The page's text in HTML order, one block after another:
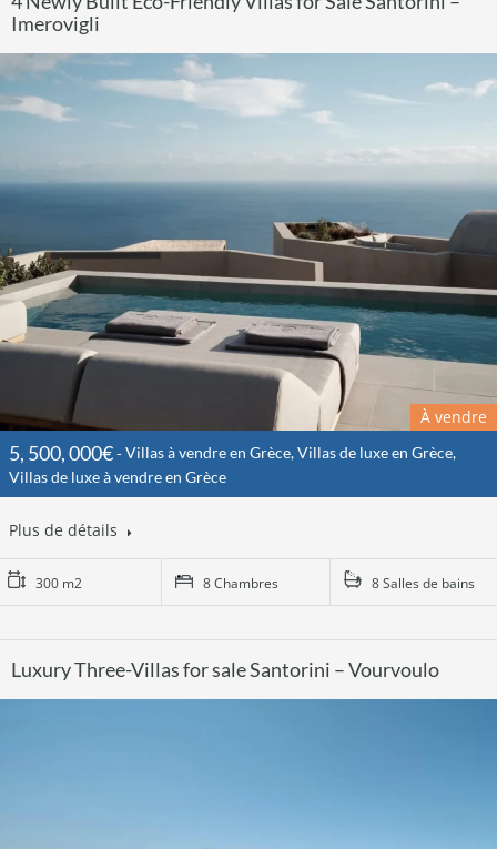
Imerovigli
À vendre
5, 500, 000€
Villas à vendre en Grèce, Villas de luxe en Grèce,
Villas de luxe à vendre en Grèce
Plus de détails
300 m2 8 Chambres 8 Salles de bains
Luxury Three-Villas for sale Santorini – Vourvoulo